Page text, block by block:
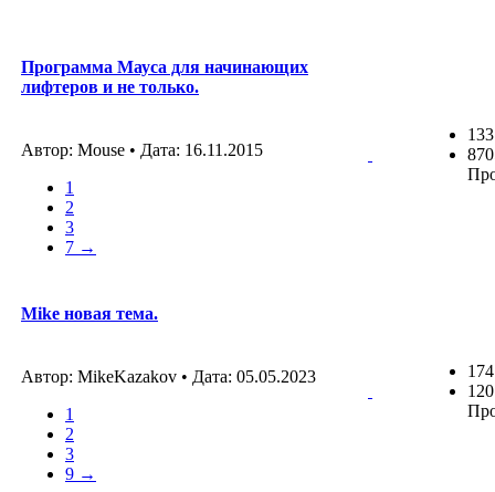
Программа Мауса для начинающих
лифтеров и не только.
Автор: Mouse • Дата: 16.11.2015
1
2
3
7 →
Mike новая тема.
Автор: MikeKazakov • Дата: 05.05.2023
1
2
3
9 →